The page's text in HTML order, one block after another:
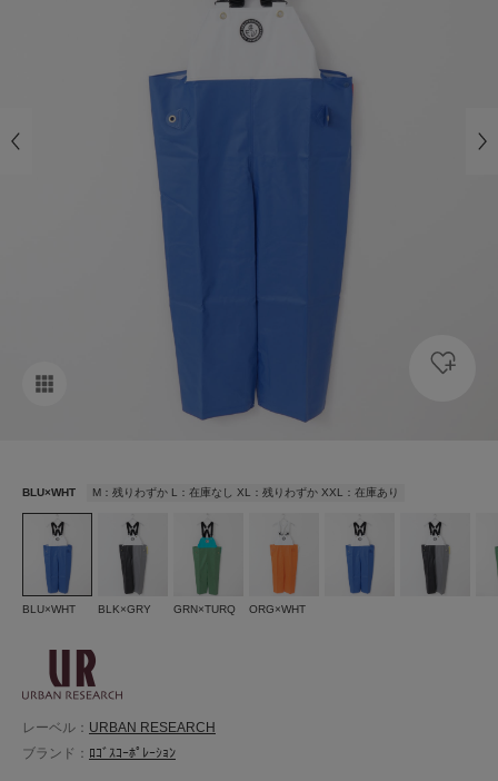
BLU×WHT M：残りわずか L：在庫なし XL：残りわずか XXL：在庫あり
BLU×WHT BLK×GRY GRN×TURQ ORG×WHT
レーベル： URBAN RESEARCH
ブランド： ﾛｺﾞｽｺｰﾎﾟﾚｰｼｮﾝ